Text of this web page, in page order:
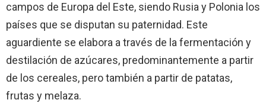
campos de Europa del Este, siendo Rusia y Polonia los
países que se disputan su paternidad. Este
aguardiente se elabora a través de la fermentación y
destilación de azúcares, predominantemente a partir
de los cereales, pero también a partir de patatas,
frutas y melaza.